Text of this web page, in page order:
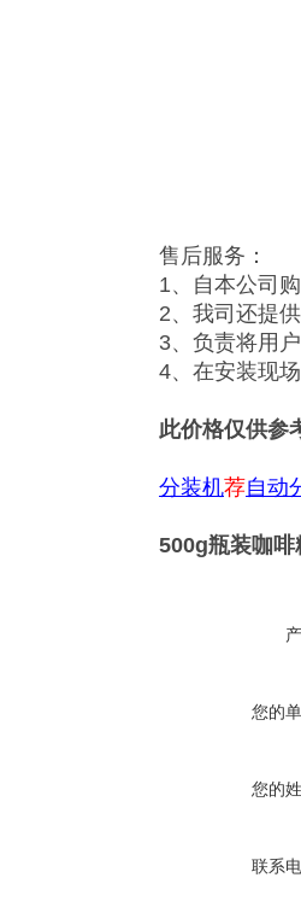
售后服务：
1、自本公司
2、我司还提
3、负责将用
4、在安装现
此价格仅供参
分装机荐自动
500g瓶装咖
您的
您的
联系